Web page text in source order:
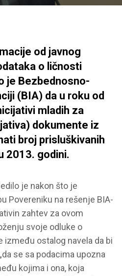
od javnog
o ličnosti
je Bezbednosno-
(BIA) da u roku od
mladih za
dokumente iz
broj prisluškivanih
2013. godini.
je nakon što je
Povereniku na rešenje BIA-
zahtev za ovom
svoje odluke o
između ostalog navela da bi
se sa podacima upozna
kojima i ona, koja